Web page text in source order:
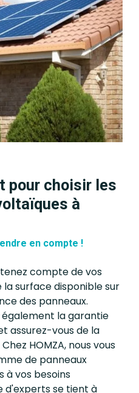
pour choisir les
à
en compte !
compte de vos
la surface disponible sur
des panneaux.
la garantie
assurez-vous de la
HOMZA, nous vous
de panneaux
à vos besoins
d'experts se tient à